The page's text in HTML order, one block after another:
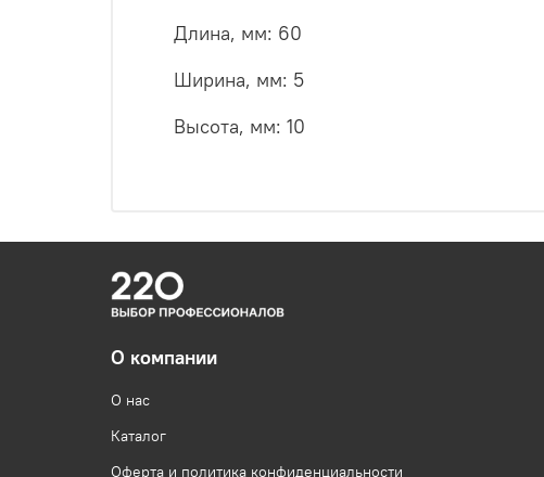
Длина, мм: 60
Ширина, мм: 5
Высота, мм: 10
О компании
О нас
Каталог
Оферта и политика конфиденциальности